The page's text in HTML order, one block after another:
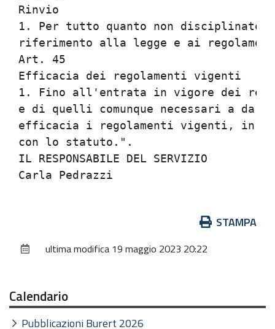
1. Per tutto quanto non
riferimento alla legge e
Efficacia dei
1. Fino all'entrata in vigore
e di quelli comunque necessari
efficacia i regolamenti vigenti,
con lo
IL
documento
STAMPA
ultima modifica 19 maggio 2023 20:22
Calendario
Pubblicazioni Burert 2026